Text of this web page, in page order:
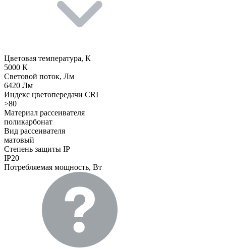
Цветовая температура, К
5000 К
Световой поток, Лм
6420 Лм
Индекс цветопередачи CRI
>80
Материал рассеивателя
поликарбонат
Вид рассеивателя
матовый
Степень защиты IP
IP20
Потребляемая мощность, Вт